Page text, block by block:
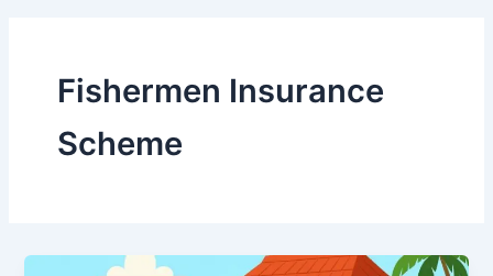
Fishermen Insurance
Scheme